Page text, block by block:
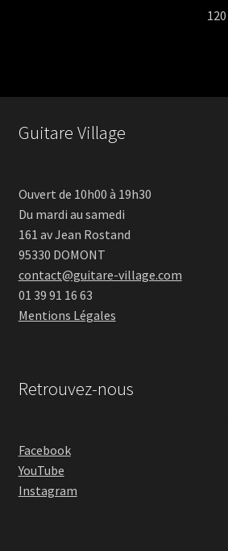
120
Guitare Village
Ouvert de 10h00 à 19h30
Du mardi au samedi
161 av Jean Rostand
95330 DOMONT
contact@guitare-village.com
01 39 91 16 63
Mentions Légales
Retrouvez-nous
Facebook
YouTube
Instagram